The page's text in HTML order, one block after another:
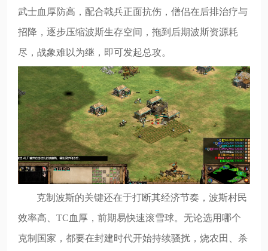
武士血厚防高，配合戟兵正面抗伤，僧侣在后排治疗与
招降，逐步压缩波斯生存空间，拖到后期波斯资源耗
尽，战象难以为继，即可发起总攻。
克制波斯的关键还在于打断其经济节奏，波斯村民
效率高、TC血厚，前期易快速滚雪球。无论选用哪个
克制国家，都要在封建时代开始持续骚扰，烧农田、杀